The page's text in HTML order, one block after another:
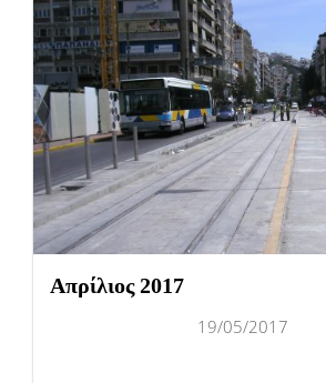
Απρίλιος 2017
19/05/2017